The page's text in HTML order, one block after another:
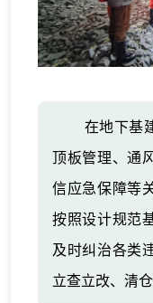
在地下基建
顶板管理、通
信应急保障等
按照设计规范
及时纠治各类
立查立改、清仓